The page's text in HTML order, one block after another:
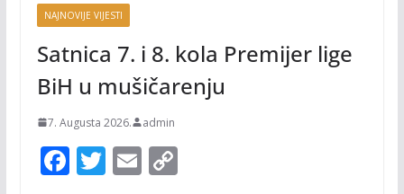
NAJNOVIJE VIJESTI
Satnica 7. i 8. kola Premijer lige
BiH u mušičarenju
7. Augusta 2026. admin
F T E C